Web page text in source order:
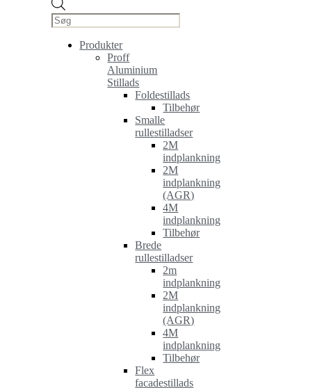
search
Produkter
Proff
Aluminium
Stillads
Foldestillads
Tilbehør
Smalle
rullestilladser
2M
indplankning
2M
indplankning
(AGR)
4M
indplankning
Tilbehør
Brede
rullestilladser
2m
indplankning
2M
indplankning
(AGR)
4M
indplankning
Tilbehør
Flex
facadestillads